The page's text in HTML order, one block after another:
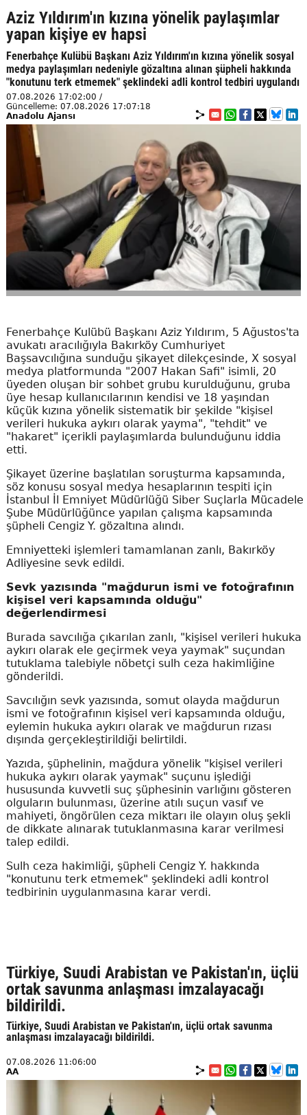
Aziz Yıldırım'ın kızına yönelik paylaşımlar
yapan kişiye ev hapsi
Fenerbahçe Kulübü Başkanı Aziz Yıldırım'ın kızına yönelik sosyal
medya paylaşımları nedeniyle gözaltına alınan şüpheli hakkında
"konutunu terk etmemek" şeklindeki adli kontrol tedbiri uygulandı
07.08.2026 17:02:00 /
Güncelleme: 07.08.2026 17:07:18
Anadolu Ajansı
Fenerbahçe Kulübü Başkanı Aziz Yıldırım, 5 Ağustos'ta
avukatı aracılığıyla Bakırköy Cumhuriyet
Başsavcılığına sunduğu şikayet dilekçesinde, X sosyal
medya platformunda "2007 Hakan Safi" isimli, 20
üyeden oluşan bir sohbet grubu kurulduğunu, gruba
üye hesap kullanıcılarının kendisi ve 18 yaşından
küçük kızına yönelik sistematik bir şekilde "kişisel
verileri hukuka aykırı olarak yayma", "tehdit" ve
"hakaret" içerikli paylaşımlarda bulunduğunu iddia
etti.
Şikayet üzerine başlatılan soruşturma kapsamında,
söz konusu sosyal medya hesaplarının tespiti için
İstanbul İl Emniyet Müdürlüğü Siber Suçlarla Mücadele
Şube Müdürlüğünce yapılan çalışma kapsamında
şüpheli Cengiz Y. gözaltına alındı.
Emniyetteki işlemleri tamamlanan zanlı, Bakırköy
Adliyesine sevk edildi.
Sevk yazısında "mağdurun ismi ve fotoğrafının
kişisel veri kapsamında olduğu"
değerlendirmesi
Burada savcılığa çıkarılan zanlı, "kişisel verileri hukuka
aykırı olarak ele geçirmek veya yaymak" suçundan
tutuklama talebiyle nöbetçi sulh ceza hakimliğine
gönderildi.
Savcılığın sevk yazısında, somut olayda mağdurun
ismi ve fotoğrafının kişisel veri kapsamında olduğu,
eylemin hukuka aykırı olarak ve mağdurun rızası
dışında gerçekleştirildiği belirtildi.
Yazıda, şüphelinin, mağdura yönelik "kişisel verileri
hukuka aykırı olarak yaymak" suçunu işlediği
hususunda kuvvetli suç şüphesinin varlığını gösteren
olguların bulunması, üzerine atılı suçun vasıf ve
mahiyeti, öngörülen ceza miktarı ile olayın oluş şekli
de dikkate alınarak tutuklanmasına karar verilmesi
talep edildi.
Sulh ceza hakimliği, şüpheli Cengiz Y. hakkında
"konutunu terk etmemek" şeklindeki adli kontrol
tedbirinin uygulanmasına karar verdi.
Türkiye, Suudi Arabistan ve Pakistan'ın, üçlü
ortak savunma anlaşması imzalayacağı
bildirildi.
Türkiye, Suudi Arabistan ve Pakistan'ın, üçlü ortak savunma
anlaşması imzalayacağı bildirildi.
07.08.2026 11:06:00
AA